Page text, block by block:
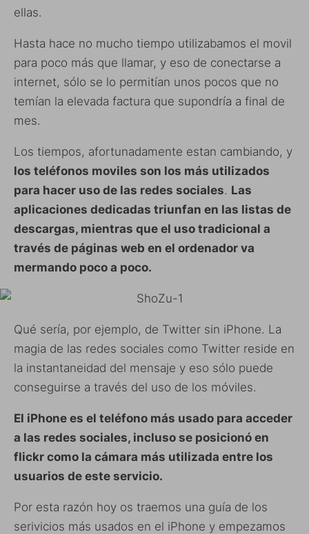
ellas.
Hasta hace no mucho tiempo utilizabamos el movil
para poco más que llamar, y eso de conectarse a
internet, sólo se lo permitían unos pocos que no
temían la elevada factura que supondría a final de
mes.
Los tiempos, afortunadamente estan cambiando, y
los teléfonos moviles son los más utilizados
para hacer uso de las redes sociales. Las
aplicaciones dedicadas triunfan en las listas de
descargas, mientras que el uso tradicional a
través de páginas web en el ordenador va
mermando poco a poco.
Qué sería, por ejemplo, de Twitter sin iPhone. La
magia de las redes sociales como Twitter reside en
la instantaneidad del mensaje y eso sólo puede
conseguirse a través del uso de los móviles.
El iPhone es el teléfono más usado para acceder
a las redes sociales, incluso se posicionó en
flickr como la cámara más utilizada entre los
usuarios de este servicio.
Por esta razón hoy os traemos una guía de los
serivicios más usados en el iPhone y empezamos